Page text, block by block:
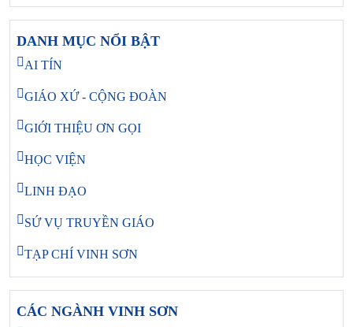
DANH MỤC NỔI BẬT
AI TÍN
GIÁO XỨ - CỘNG ĐOÀN
GIỚI THIỆU ƠN GỌI
HỌC VIỆN
LINH ĐẠO
SỨ VỤ TRUYỀN GIÁO
TẠP CHÍ VINH SƠN
CÁC NGÀNH VINH SƠN